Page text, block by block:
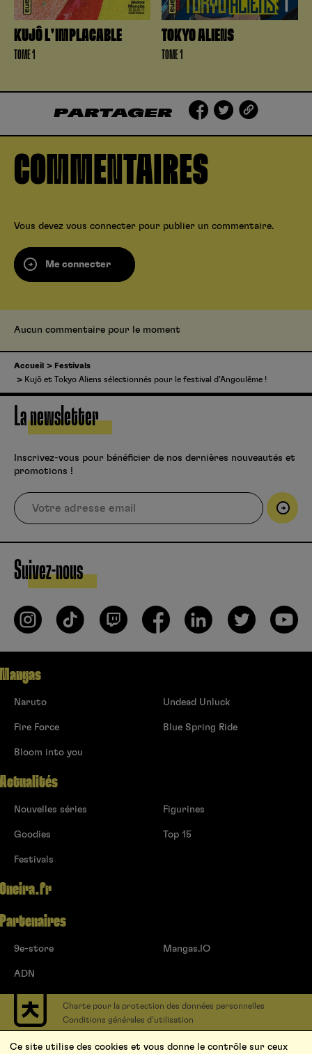
KUJÔ L'IMPLACABLE
TOME 1
TOKYO ALIENS
TOME 1
PARTAGER
COMMENTAIRES
Vous devez vous connecter pour publier un commentaire.
Me connecter
Aucun commentaire pour le moment
Accueil
Festivals
Kujô et Tokyo Aliens sélectionnés pour le festival d’Angoulême !
La newsletter
Inscrivez-vous pour bénéficier de nos dernières nouveautés et
promotions !
Suivez-nous
Mangas
Naruto
Fire Force
Bloom into you
Undead Unluck
Blue Spring Ride
Actualités
Nouvelles séries
Goodies
Festivals
Figurines
Top 15
Oneira.fr
Partenaires
9e-store
ADN
Mangas.IO
Charte pour la protection des données personnelles
Conditions générales d’utilisation
Contact
Soumettre un projet
Ce site utilise des cookies et vous donne le contrôle sur ceux